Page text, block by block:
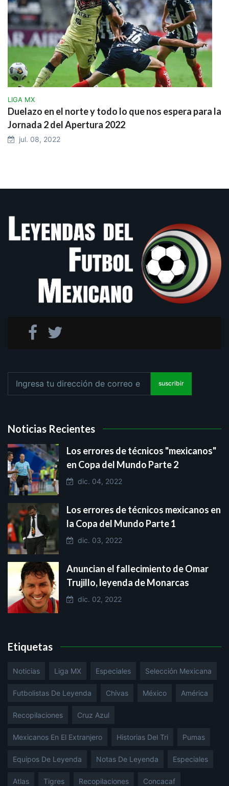
LIGA MX
Duelazo en el norte y todo lo que nos espera para la
Jornada 2 del Apertura 2022
jul. 08, 2022
suscribir
Noticias Recientes
Los errores de técnicos "mexicanos"
en Copa del Mundo Parte 2
dic. 04, 2022
Los errores de técnicos mexicanos en
la Copa del Mundo Parte 1
dic. 03, 2022
Anuncian el fallecimiento de Omar
Trujillo, leyenda de Monarcas
dic. 02, 2022
Etiquetas
Noticias Liga MX Especiales Selección Mexicana
Futbolistas De Leyenda Chivas México América
Recopilaciones Cruz Azul
Mexicanos En El Extranjero Historias Del Tri Pumas
Equipos De Leyenda Notas De Leyenda Especiales
Atlas Tigres Recopilaciones Concacaf